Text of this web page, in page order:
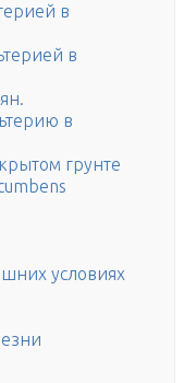
в
в
в
грунте
условиях